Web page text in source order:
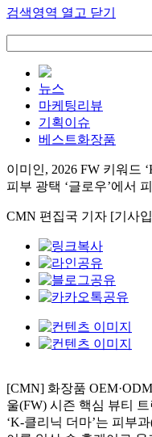
검색영역 열고 닫기
뉴스
마케팅리뷰
기획이슈
베스트화장품
이미인, 2026 FW 키워드
피부 광택 ‘글로우’에서
CMN 편집국 기자 [기사
[CMN] 화장품
울(FW) 시즌 핵심 뷰티
‘K-클리닉 더마’는 피부